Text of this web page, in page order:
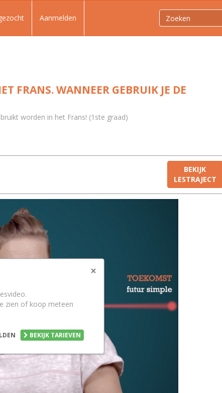
Aanmelden
FRANS. WANNEER GEBRUIK JE DE
worden in het Frans! (1ste graad)
BEKIJK
LESTRAJECT
×
zien of koop meteen
BEKIJK TARIEVEN